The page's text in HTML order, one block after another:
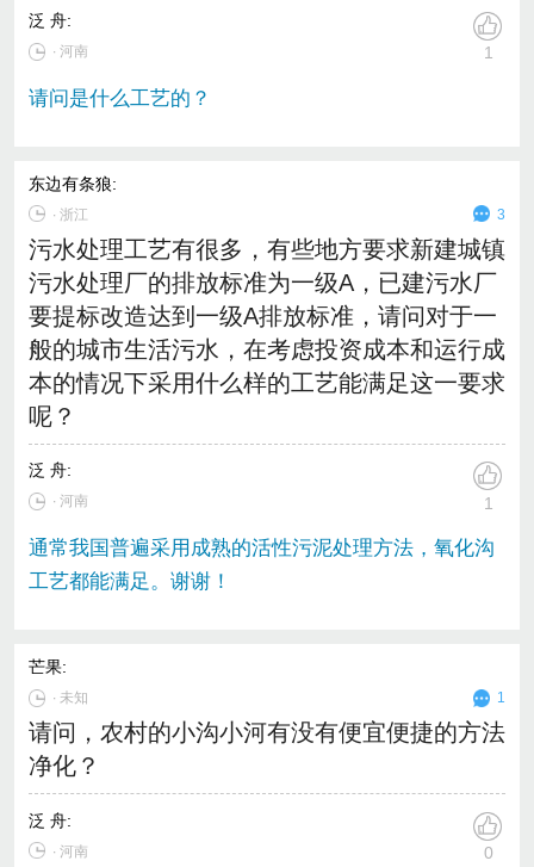
泛 舟:
∙ 河南 1
请问是什么工艺的？
东边有条狼:
∙浙江 3
污水处理工艺有很多，有些地方要求新建城镇
污水处理厂的排放标准为一级A，已建污水厂
要提标改造达到一级A排放标准，请问对于一
般的城市生活污水，在考虑投资成本和运行成
本的情况下采用什么样的工艺能满足这一要求
呢？
泛 舟:
∙ 河南 1
通常我国普遍采用成熟的活性污泥处理方法，氧化沟
工艺都能满足。谢谢！
芒果:
∙ 未知 1
请问，农村的小沟小河有没有便宜便捷的方法
净化？
泛 舟:
∙ 河南 0